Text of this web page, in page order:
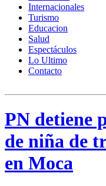
Internacionales
Turismo
Educacion
Salud
Espectáculos
Lo Ultimo
Contacto
PN detiene
de niña de
en Moca